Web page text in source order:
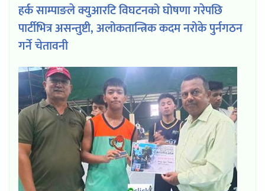
हर्क साम्पाङले क्युआरटि विघटनको घोषणा गरेपछि
पार्टीभित्र असन्तुष्टी, अलोकतान्त्रिक कदम नरोके पुर्नगठन
गर्ने चेतावनी